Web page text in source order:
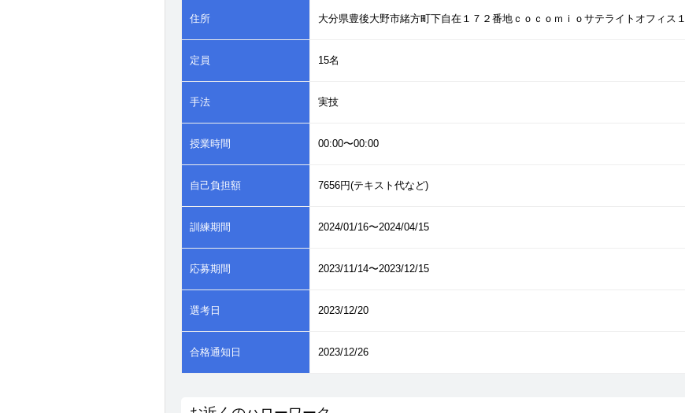
住所 大分県豊後大野市緒方町下自在１７２番地ｃｏｃｏｍｉｏサテライトオフィス１
定員 15名
手法 実技
授業時間 00:00〜00:00
自己負担額 7656円(テキスト代など)
訓練期間 2024/01/16〜2024/04/15
応募期間 2023/11/14〜2023/12/15
選考日 2023/12/20
合格通知日 2023/12/26